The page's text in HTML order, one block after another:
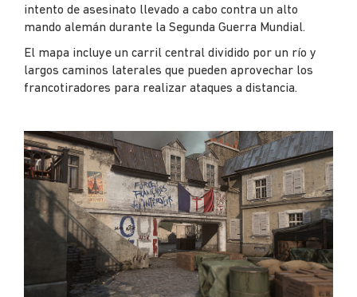
intento de asesinato llevado a cabo contra un alto
mando alemán durante la Segunda Guerra Mundial.
El mapa incluye un carril central dividido por un río y
largos caminos laterales que pueden aprovechar los
francotiradores para realizar ataques a distancia.